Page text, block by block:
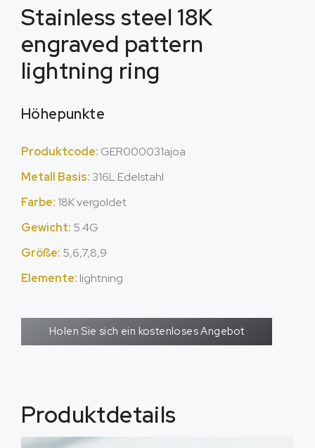
Stainless steel 18K
engraved pattern
lightning ring
Höhepunkte
Produktcode: GER000031ajoa
Metall Basis: 316L Edelstahl
Farbe: 18K vergoldet
Gewicht: 5.4G
Größe: 5,6,7,8,9
Elemente: lightning
Holen Sie sich ein kostenloses Angebot
Produktdetails